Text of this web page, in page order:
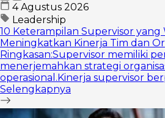
4 Agustus 2026
Leadership
10 Keterampilan Supervisor
Meningkatkan Kinerja Tim dan
Ringkasan:Supervisor memiliki
menerjemahkan strategi
operasional.Kinerja supervisor
Selengkapnya